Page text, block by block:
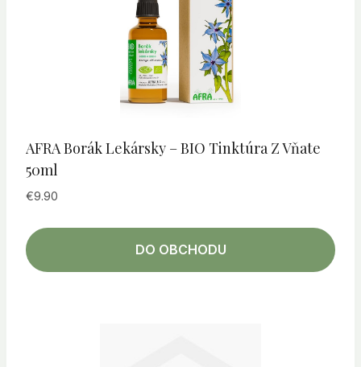
AFRA Borák Lekársky – BIO Tinktúra Z Vňate
50ml
€9.90
DO OBCHODU